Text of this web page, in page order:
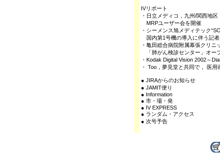
IVリポート
・日立メディコ，九州/関西地区
MRPユーザー会を開催
・シーメンス旭メディテック
国内第1号機の導入に伴う記
・亀田総合病院附属幕張クリニ
「肺がん検診センター」オー
・Kodak Digital Vision 2002～
・ Too，夢見堂と共同で， 医
● JIRAからのお知らせ
● JAMIT便り
● Information
● 市・場・発
● IV EXPRESS
● ランダム・アクセス
● 次号予告